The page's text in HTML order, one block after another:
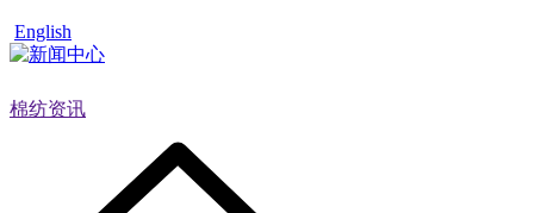
English
棉纺资讯